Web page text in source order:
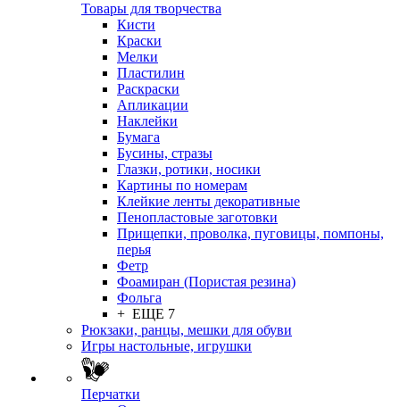
Товары для творчества
Кисти
Краски
Мелки
Пластилин
Раскраски
Апликации
Наклейки
Бумага
Бусины, стразы
Глазки, ротики, носики
Картины по номерам
Клейкие ленты декоративные
Пенопластовые заготовки
Прищепки, проволка, пуговицы, помпоны,
перья
Фетр
Фоамиран (Пористая резина)
Фольга
+ ЕЩЕ 7
Рюкзаки, ранцы, мешки для обуви
Игры настольные, игрушки
Перчатки